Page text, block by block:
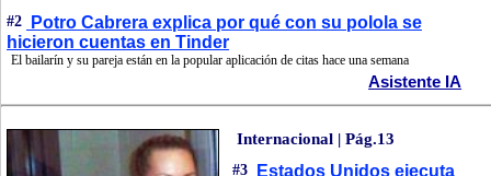
#2
Potro Cabrera explica por qué con su polola se
hicieron cuentas en Tinder
El bailarín y su pareja están en la popular aplicación de citas hace una semana
Asistente IA
Internacional | Pág.13
#3
Estados Unidos ejecuta